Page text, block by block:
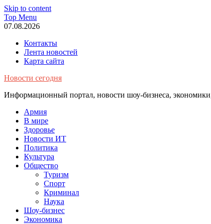
Skip to content
Top Menu
07.08.2026
Контакты
Лента новостей
Карта сайта
Новости сегодня
Информационный портал, новости шоу-бизнеса,
Армия
В мире
Здоровье
Новости ИТ
Политика
Культура
Общество
Туризм
Спорт
Криминал
Наука
Шоу-бизнес
Экономика